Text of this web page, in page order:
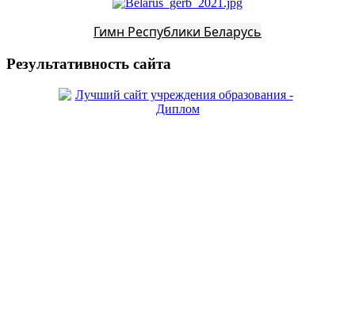
Гимн Республики Беларусь
Результативность сайта